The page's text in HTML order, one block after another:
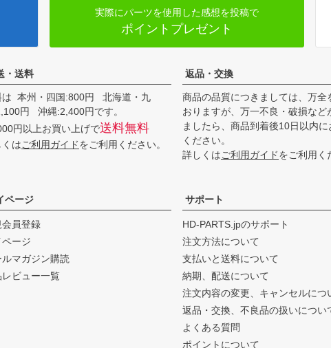
実際にパーツを使用した感想を投稿で
ポイントプレゼント
・送料
は 本州・四国:800円 北海道・九
円 沖縄:2,400円です。
円以上お買い上げで送料無料
はご利用ガイドをご利用ください。
返品・交換
商品の品質につきましては、万全
おりますが、万一不良・破損など
ましたら、商品到着後10日以内
ください。
詳しくはご利用ガイドをご利用く
ページ
会員登録
ページ
ルマガジン購読
レビュー一覧
サポート
HD-PARTS.jpのサポート
注文方法について
支払いと送料について
納期、配送について
注文内容の変更、キャンセルにつ
返品・交換、不良品の扱いについ
よくある質問
ポイントについて